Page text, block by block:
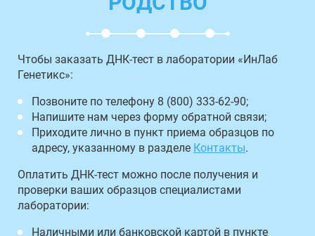
Чтобы заказать ДНК-тест в лаборатории «ИнЛаб
Генетикс»:
Позвоните по телефону 8 (800) 333-62-90;
Напишите нам через форму обратной связи;
Приходите лично в пункт приема образцов по
адресу, указанному в разделе Контакты.
Оплатить ДНК-тест можно после получения и
проверки ваших образцов специалистами
лаборатории:
Наличными или банковской картой в пункте